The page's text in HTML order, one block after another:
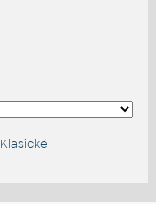
Klasické